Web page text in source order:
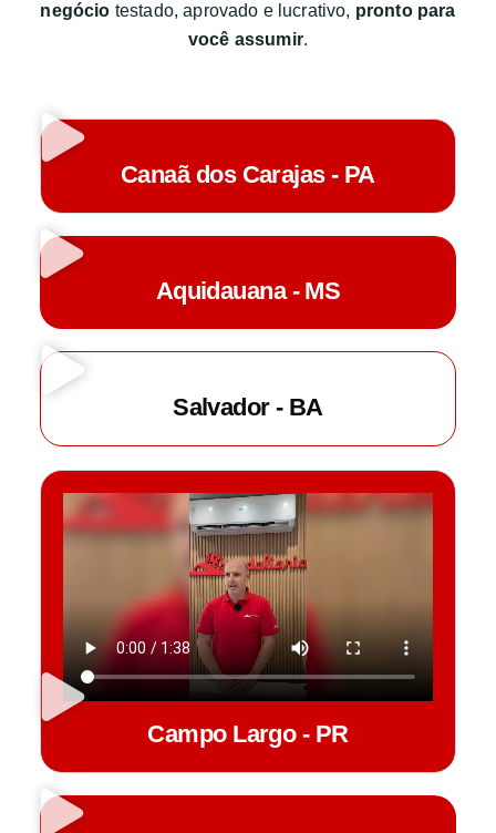
negócio testado, aprovado e lucrativo, pronto para
você assumir.
Canaã dos Carajas - PA
Aquidauana - MS​
Salvador - BA
Campo Largo - PR